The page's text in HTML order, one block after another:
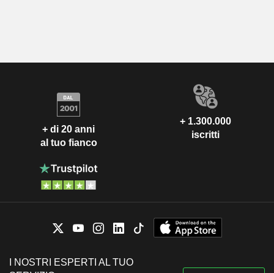
+ di 20 anni
al tuo fianco
+ 1.300.000
iscritti
I NOSTRI ESPERTI AL TUO